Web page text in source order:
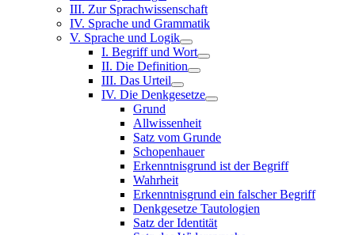
III. Zur Sprachwissenschaft
IV. Sprache und Grammatik
V. Sprache und Logik
I. Begriff und Wort
II. Die Definition
III. Das Urteil
IV. Die Denkgesetze
Grund
Allwissenheit
Satz vom Grunde
Schopenhauer
Erkenntnisgrund ist der Begriff
Wahrheit
Erkenntnisgrund ein falscher Begriff
Denkgesetze Tautologien
Satz der Identität